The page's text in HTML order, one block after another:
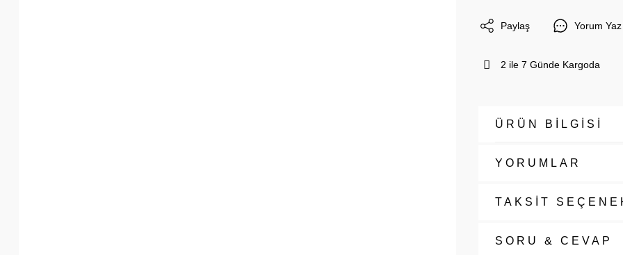
Paylaş Yorum Yaz
2 ile 7 Günde Kargoda
ÜRÜN BİLGİSİ
YORUMLAR
TAKSİT
SORU & CEVAP